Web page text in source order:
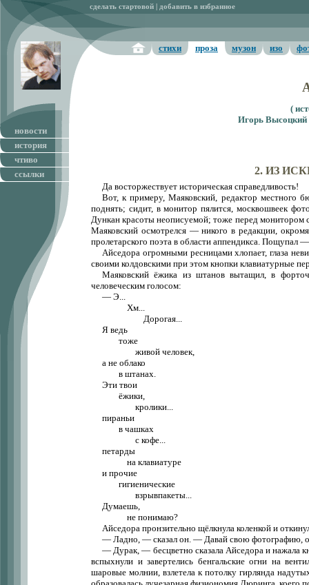
сделать стартовой добавить в избранное
стихи проза музон изо
новости
история
чтиво
ссылки
(
Игорь Высоцкий
2. ИЗ
Да восторжествует историческая справедливость!
Вот, к примеру, Маяковский, редактор местного
поднять; сидит, в монитор пялится, москвошвеек
Дункан красоты неописуемой; тоже перед монитором
Маяковский осмотрелся — никого в редакции,
пролетарского поэта в области аппендикса. Пощупал
Айседора огромными ресницами хлопает, глаза
своими колдовскими при этом кнопки клавиатурные
Маяковский ёжика из штанов вытащил, в
человеческим голосом:
— Э...
Хм...
Дорогая...
Я ведь
тоже
живой человек,
а не облако
в штанах.
Эти твои
ёжики,
кролики...
пираньи
в чашках
с кофе...
петарды
на клавиатуре
и прочие
гигиенические
взрывпакеты...
Думаешь,
не понимаю?
Айседора пронзительно щёлкнула коленкой и
— Ладно, — сказал он. — Давай свою фотографию,
— Дурак, — бесцветно сказала Айседора и нажала
вспыхнули и завертелись бенгальские огни на
шаровые молнии, взлетела к потолку гирлянда